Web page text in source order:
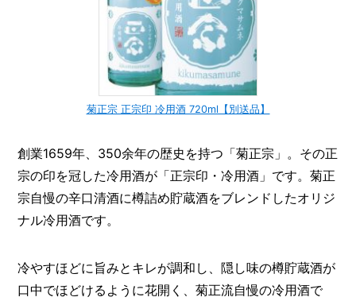
菊正宗 正宗印 冷用酒 720ml【別送品】
創業1659年、350余年の歴史を持つ「菊正宗」。その正
宗の印を冠した冷用酒が「正宗印・冷用酒」です。菊正
宗自慢の辛口清酒に樽詰め貯蔵酒をブレンドしたオリジ
ナル冷用酒です。
冷やすほどに旨みとキレが調和し、隠し味の樽貯蔵酒が
口中でほどけるように花開く、菊正流自慢の冷用酒で